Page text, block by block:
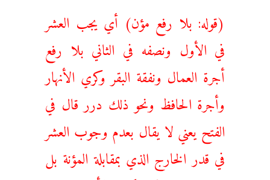
(قوله: بلا رفع مؤن) أي ‌يجب ‌العشر
‌في ‌الأول ونصفه في الثاني بلا رفع
أجرة العمال ونفقة البقر وكري الأنهار
وأجرة الحافظ ونحو ذلك درر قال في
الفتح يعني لا يقال بعدم وجوب العشر
في قدر الخارج الذي بمقابلة المؤنة بل